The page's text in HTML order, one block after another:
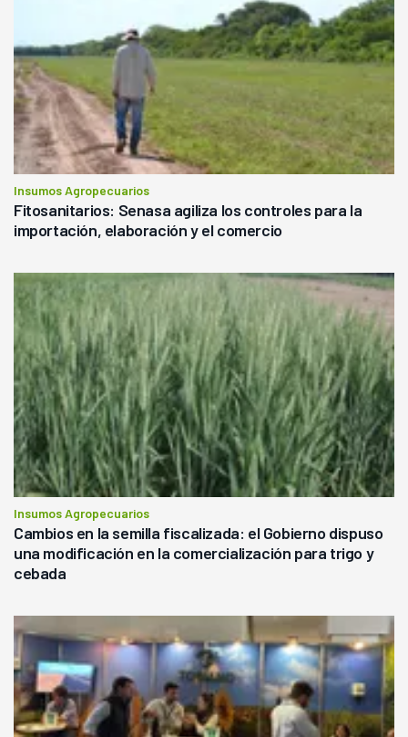
Insumos Agropecuarios
Fitosanitarios: Senasa agiliza los controles para la
importación, elaboración y el comercio
Insumos Agropecuarios
Cambios en la semilla fiscalizada: el Gobierno dispuso
una modificación en la comercialización para trigo y
cebada